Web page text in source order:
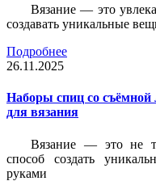
Вязание — это
создавать уникальные
Подробнее
26.11.2025
Наборы спиц со съёмной
для вязания
Вязание — это не
способ создать
руками